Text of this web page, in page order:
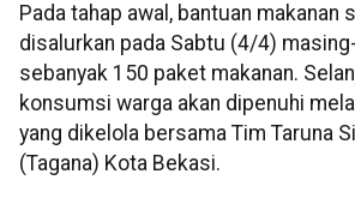
Pada tahap awal, bantuan makanan
disalurkan pada Sabtu (4/4)
sebanyak 150 paket makanan.
konsumsi warga akan dipenuhi
yang dikelola bersama Tim Taruna
(Tagana) Kota Bekasi.